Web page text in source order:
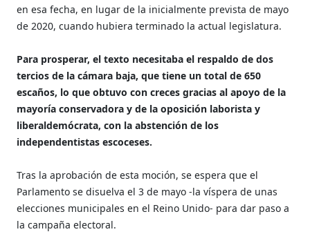
en esa fecha, en lugar de la inicialmente prevista de mayo
de 2020, cuando hubiera terminado la actual legislatura.
Para prosperar, el texto necesitaba el respaldo de dos
tercios de la cámara baja, que tiene un total de 650
escaños, lo que obtuvo con creces gracias al apoyo de la
mayoría conservadora y de la oposición laborista y
liberaldemócrata, con la abstención de los
independentistas escoceses.
Tras la aprobación de esta moción, se espera que el
Parlamento se disuelva el 3 de mayo -la víspera de unas
elecciones municipales en el Reino Unido- para dar paso a
la campaña electoral.